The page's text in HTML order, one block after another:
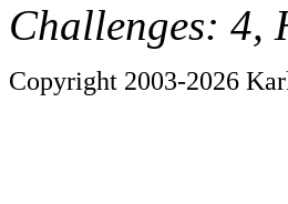
Challenges: 4,
Copyright 2003-2026